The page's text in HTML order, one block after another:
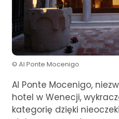
© Al Ponte Mocenigo
Al Ponte Mocenigo,
hotel w Wenecji,
kategorię dzięki